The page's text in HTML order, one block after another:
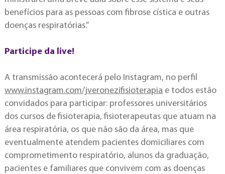
benefícios para as pessoas com fibrose cística e outras
doenças respiratórias.”
Participe da live!
A transmissão acontecerá pelo Instagram, no perfil
www.instagram.com/jveronezifisioterapia e todos estão
convidados para participar: professores universitários
dos cursos de fisioterapia, fisioterapeutas que atuam na
área respiratória, os que não são da área, mas que
eventualmente atendem pacientes domiciliares com
comprometimento respiratório, alunos da graduação,
pacientes e familiares que convivem com as doenças